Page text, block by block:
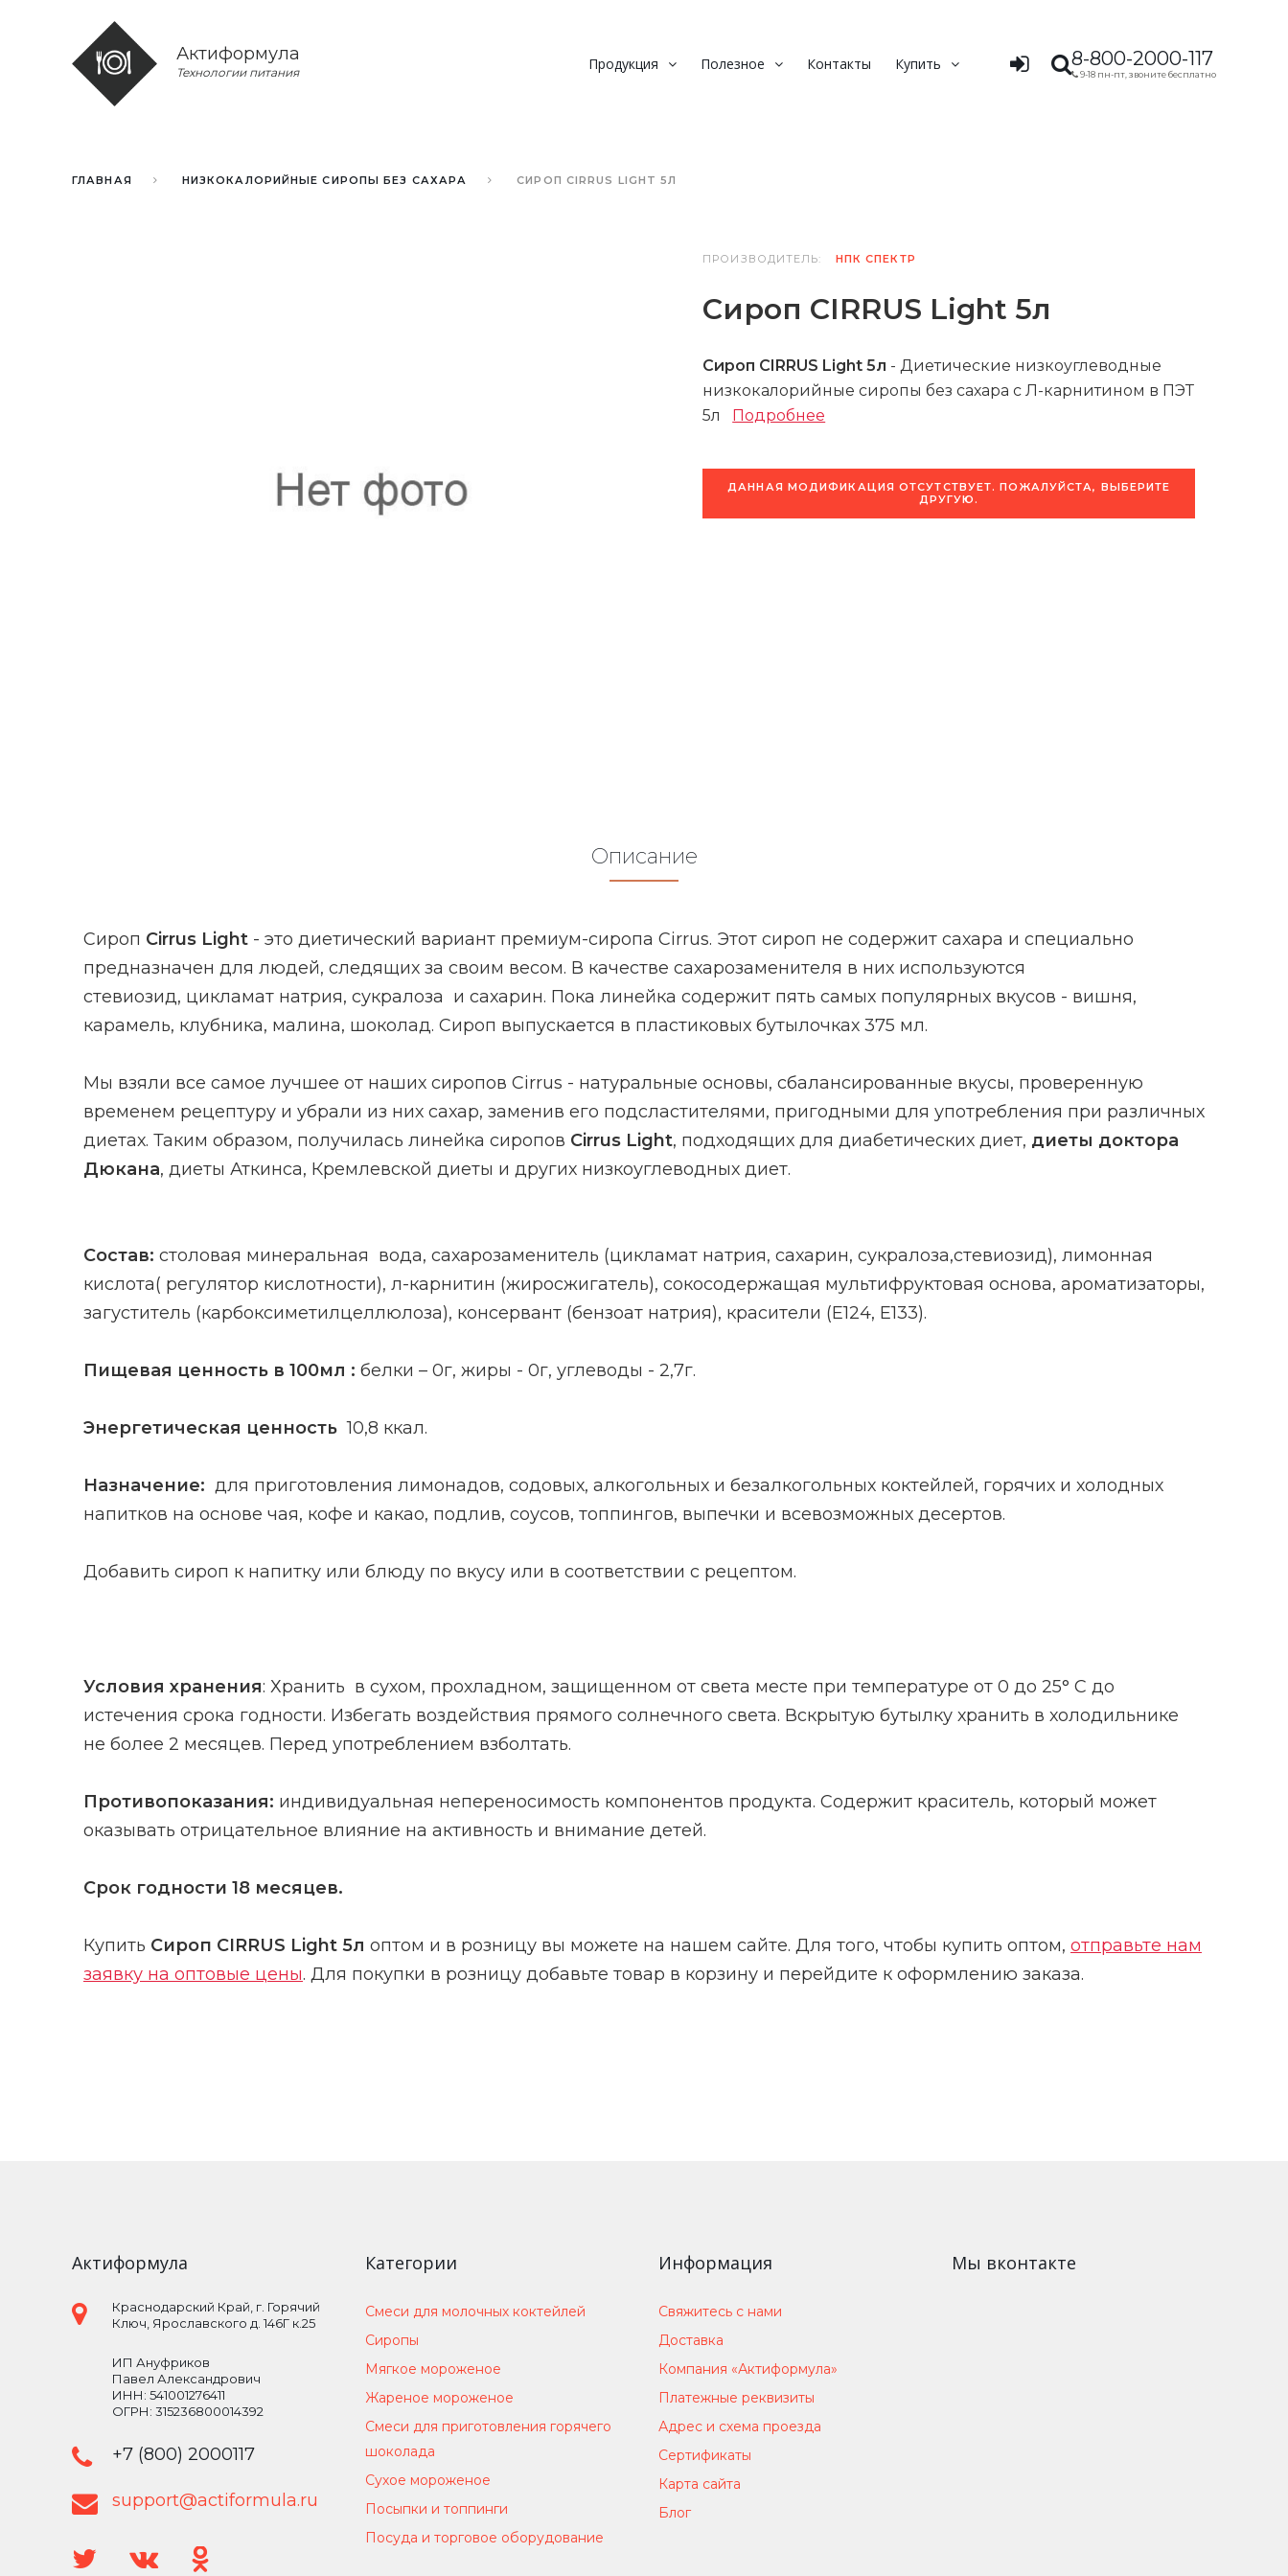
Актиформула
Технологии питания Продукция Полезное Контакты Купить 8-800-2000-117
9-18 пн-пт, звоните бесплатно
ГЛАВНАЯ НИЗКОКАЛОРИЙНЫЕ СИРОПЫ БЕЗ САХАРА СИРОП CIRRUS LIGHT 5Л
ПРОИЗВОДИТЕЛЬ: НПК СПЕКТР
Сироп CIRRUS Light 5л
Сироп CIRRUS Light 5л -Диетические низкоуглеводные
низкокалорийные сиропы без сахара с Л-карнитином в ПЭТ
5л
Подробнее
ДАННАЯ МОДИФИКАЦИЯ ОТСУТСТВУЕТ. ПОЖАЛУЙСТА, ВЫБЕРИТЕ
ДРУГУЮ.
Описание
Сироп Cirrus Light - это диетический вариант премиум-сиропа Cirrus. Этот сироп не содержит сахара и специально
предназначен для людей, следящих за своим весом. В качестве сахарозаменителя в них используются
стевиозид, цикламат натрия, сукралоза и сахарин. Пока линейка содержит пять самых популярных вкусов - вишня,
карамель, клубника, малина, шоколад. Сироп выпускается в пластиковых бутылочках 375 мл.
Мы взяли все самое лучшее от наших сиропов Cirrus - натуральные основы, сбалансированные вкусы, проверенную
временем рецептуру и убрали из них сахар, заменив его подсластителями, пригодными для употребления при различных
диетах. Таким образом, получилась линейка сиропов Cirrus Light, подходящих для диабетических диет, диеты доктора
Дюкана, диеты Аткинса, Кремлевской диеты и других низкоуглеводных диет.
Состав: столовая минеральная вода, сахарозаменитель (цикламат натрия, сахарин, сукралоза,стевиозид), лимонная
кислота( регулятор кислотности), л-карнитин (жиросжигатель), сокосодержащая мультифруктовая основа, ароматизаторы,
загуститель (карбоксиметилцеллюлоза), консервант (бензоат натрия), красители (Е124, Е133).
Пищевая ценность в 100мл : белки – 0г, жиры - 0г, углеводы - 2,7г.
Энергетическая ценность 10,8 ккал.
Назначение: для приготовления лимонадов, содовых, алкогольных и безалкогольных коктейлей, горячих и холодных
напитков на основе чая, кофе и какао, подлив, соусов, топпингов, выпечки и всевозможных десертов.
Добавить сироп к напитку или блюду по вкусу или в соответствии с рецептом.
Условия хранения: Хранить в сухом, прохладном, защищенном от света месте при температуре от 0 до 25° С до
истечения срока годности. Избегать воздействия прямого солнечного света. Вскрытую бутылку хранить в холодильнике
не более 2 месяцев. Перед употреблением взболтать.
Противопоказания: индивидуальная непереносимость компонентов продукта. Содержит краситель, который может
оказывать отрицательное влияние на активность и внимание детей.
Срок годности 18 месяцев.
Купить Сироп CIRRUS Light 5л оптом и в розницу вы можете на нашем сайте. Для того, чтобы купить оптом, отправьте нам
заявку на оптовые цены. Для покупки в розницу добавьте товар в корзину и перейдите к оформлению заказа.
Актиформула
Краснодарский Край , г. Горячий
Ключ Ярославского д. 146Г к.25
ИП Ануфриков
Павел Александрович
ИНН: 541001276411
ОГРН: 315236800014392
+7 (800) 2000117
support@actiformula.ru
Категории
Смеси для молочных коктейлей
Сиропы
Мягкое мороженое
Жареное мороженое
Смеси для приготовления горячего
шоколада
Сухое мороженое
Посыпки и топпинги
Посуда и торговое оборудование
Информация
Свяжитесь с нами
Доставка
Компания «Актиформула»
Платежные реквизиты
Адрес и схема проезда
Сертификаты
Карта сайта
Блог
Мы вконтакте